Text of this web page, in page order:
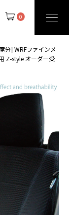
0
分] WRFファインメ
Z-style オーダー受